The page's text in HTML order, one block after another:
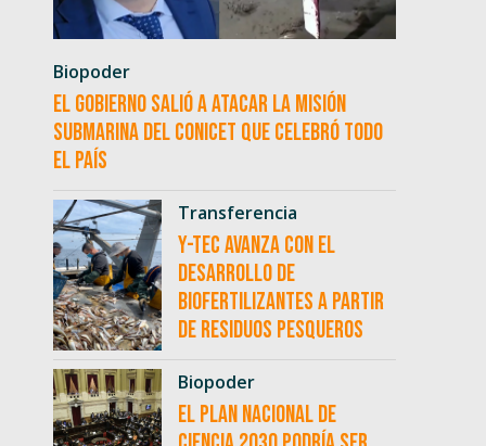
Biopoder
El Gobierno salió a atacar la misión
submarina del CONICET que celebró todo
el país
Transferencia
Y-TEC avanza con el
desarrollo de
biofertilizantes a partir
de residuos pesqueros
Biopoder
El Plan Nacional de